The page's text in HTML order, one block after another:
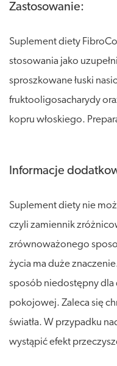
Zastosowanie:
Suplement diety
stosowania jako
sproszkowane łuski
fruktooligosacharydy
kopru włoskiego.
Informacje
Suplement diety nie
czyli zamiennik
zrównoważonego
życia ma duże
sposób niedostępny
pokojowej. Zaleca się
światła. W przypadku
wystąpić efekt